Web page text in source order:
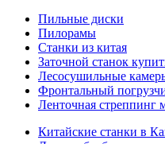
Пильные диски
Пилорамы
Станки из китая
Заточной станок
Лесосушильные
Фронтальный
Ленточная стреппинг
Китайские станки в